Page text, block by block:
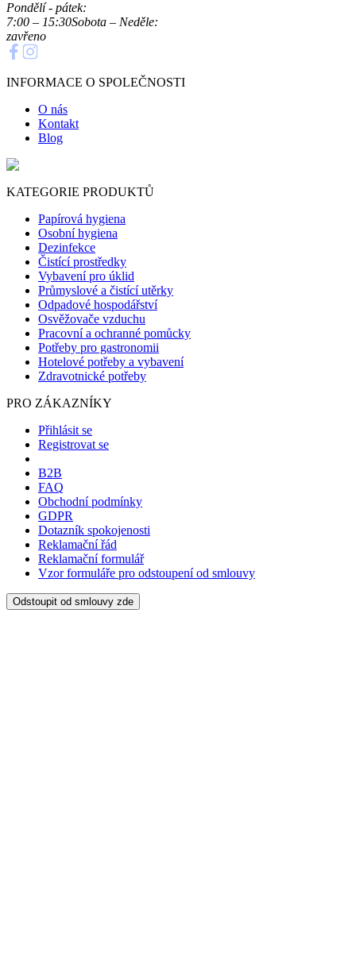
Pondělí - pátek:
7:00 – 15:30Sobota – Neděle:
zavřeno
INFORMACE O SPOLEČNOSTI
O nás
Kontakt
Blog
KATEGORIE PRODUKTŮ
Papírová hygiena
Osobní hygiena
Dezinfekce
Čistící prostředky
Vybavení pro úklid
Průmyslové a čistící utěrky
Odpadové hospodářství
Osvěžovače vzduchu
Pracovní a ochranné pomůcky
Potřeby pro gastronomii
Hotelové potřeby a vybavení
Zdravotnické potřeby
PRO ZÁKAZNÍKY
Přihlásit se
Registrovat se
B2B
FAQ
Obchodní podmínky
GDPR
Dotazník spokojenosti
Reklamační řád
Reklamační formulář
Vzor formuláře pro odstoupení od smlouvy
Odstoupit od smlouvy zde